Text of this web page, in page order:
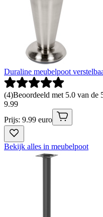
Duraline meubelpoot
(4)Beoordeeld met 5.0 van de
9.99
Prijs: 9.99 euro
Bekijk alles in meubelpoot